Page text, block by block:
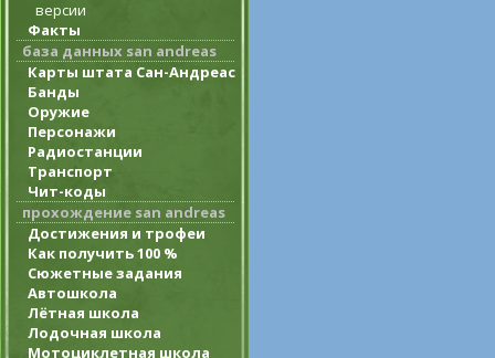
версии
Факты
база данных san andreas
Карты штата Сан-Андреас
Банды
Оружие
Персонажи
Радиостанции
Транспорт
Чит-коды
прохождение san andreas
Достижения и трофеи
Как получить 100 %
Сюжетные задания
Автошкола
Лётная школа
Лодочная школа
Мотоциклетная школа